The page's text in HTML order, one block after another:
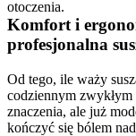
Komfort i
profesjonalna
Od tego, ile waży
codziennym zwykłym
znaczenia, ale już
kończyć się bólem